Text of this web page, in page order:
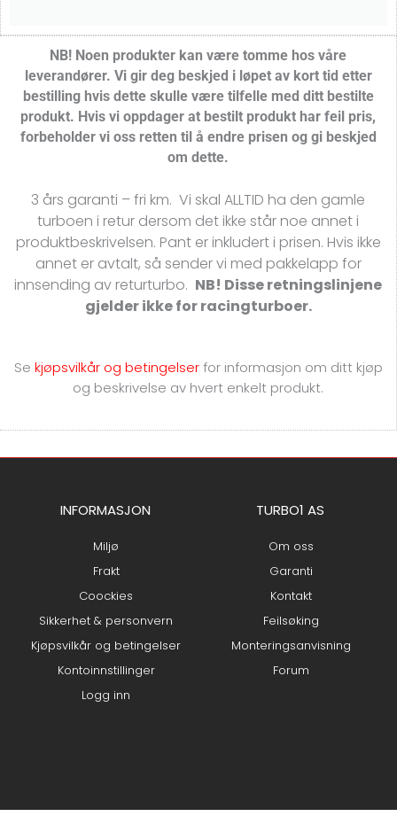
NB! Noen produkter kan være tomme hos våre
leverandører. Vi gir deg beskjed i løpet av kort tid etter
bestilling hvis dette skulle være tilfelle med ditt bestilte
produkt. Hvis vi oppdager at bestilt produkt har feil pris,
forbeholder vi oss retten til å endre prisen og gi beskjed
om dette.
3 års garanti – fri km. Vi skal ALLTID ha den gamle
turboen i retur dersom det ikke står noe annet i
produktbeskrivelsen. Pant er inkludert i prisen. Hvis ikke
annet er avtalt, så sender vi med pakkelapp for
innsending av returturbo. NB! Disse retningslinjene
gjelder ikke for racingturboer.
Se kjøpsvilkår og betingelserfor informasjon om ditt kjøp
og beskrivelse av hvert enkelt produkt.
INFORMASJON
Miljø
Frakt
Coockies
Sikkerhet & personvern
Kjøpsvilkår og betingelser
Kontoinnstillinger
Logg inn
TURBO1 AS
Om oss
Garanti
Kontakt
Feilsøking
Monteringsanvisning
Forum